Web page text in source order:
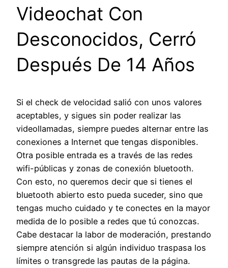
Videochat Con
Desconocidos, Cerró
Después De 14 Años
Si el check de velocidad salió con unos valores
aceptables, y sigues sin poder realizar las
videollamadas, siempre puedes alternar entre las
conexiones a Internet que tengas disponibles.
Otra posible entrada es a través de las redes
wifi-públicas y zonas de conexión bluetooth.
Con esto, no queremos decir que si tienes el
bluetooth abierto esto pueda suceder, sino que
tengas mucho cuidado y te conectes en la mayor
medida de lo posible a redes que tú conozcas.
Cabe destacar la labor de moderación, prestando
siempre atención si algún individuo traspasa los
límites o transgrede las pautas de la página.